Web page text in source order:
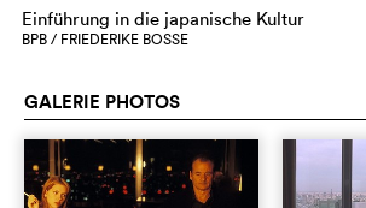
Einführung in die japanische Kultur
BPB / FRIEDERIKE BOSSE
GALERIE PHOTOS